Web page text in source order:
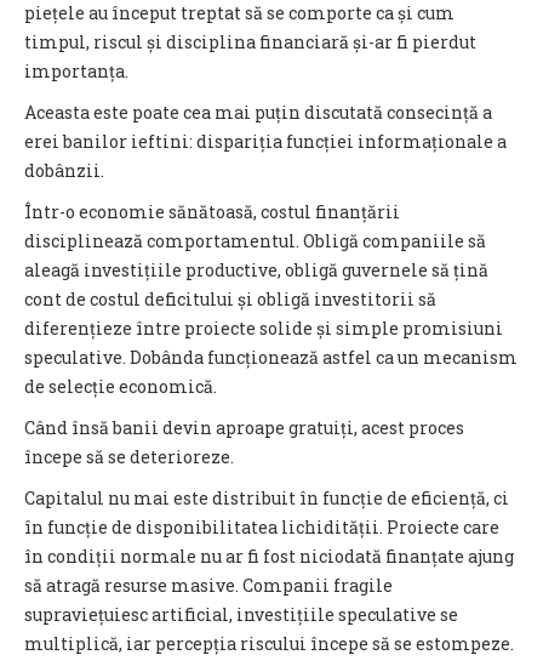
piețele au început treptat să se comporte ca și cum
timpul, riscul și disciplina financiară și-ar fi pierdut
importanța.
Aceasta este poate cea mai puțin discutată consecință a
erei banilor ieftini: dispariția funcției informaționale a
dobânzii.
Într-o economie sănătoasă, costul finanțării
disciplinează comportamentul. Obligă companiile să
aleagă investițiile productive, obligă guvernele să țină
cont de costul deficitului și obligă investitorii să
diferențieze între proiecte solide și simple promisiuni
speculative. Dobânda funcționează astfel ca un mecanism
de selecție economică.
Când însă banii devin aproape gratuiți, acest proces
începe să se deterioreze.
Capitalul nu mai este distribuit în funcție de eficiență, ci
în funcție de disponibilitatea lichidității. Proiecte care
în condiții normale nu ar fi fost niciodată finanțate ajung
să atragă resurse masive. Companii fragile
supraviețuiesc artificial, investițiile speculative se
multiplică, iar percepția riscului începe să se estompeze.